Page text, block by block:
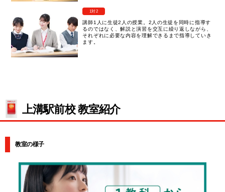
1対2
講師1人に生徒2人の授業。2人の生徒を同時に指導す
るのではなく、解説と演習を交互に繰り返しながら、
それぞれに必要な内容を理解できるまで指導していき
ます。
上溝駅前校 教室紹介
教室の様子